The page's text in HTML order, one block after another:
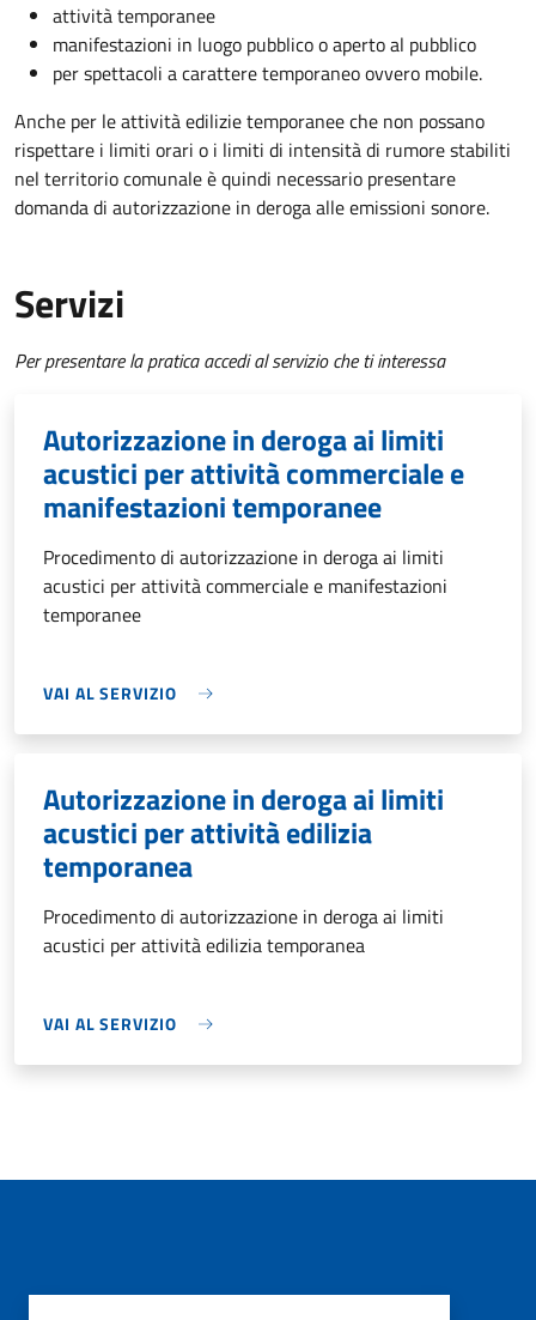
attività temporanee
manifestazioni in luogo pubblico o aperto al pubblico
per spettacoli a carattere temporaneo ovvero mobile.
Anche per le attività edilizie temporanee che non possano
rispettare i limiti orari o i limiti di intensità di rumore stabiliti
nel territorio comunale è quindi necessario presentare
domanda di autorizzazione in deroga alle emissioni sonore.
Servizi
Per presentare la pratica accedi al servizio che ti interessa
Autorizzazione in deroga ai limiti
acustici per attività commerciale e
manifestazioni temporanee
Procedimento di autorizzazione in deroga ai limiti
acustici per attività commerciale e manifestazioni
temporanee
VAI AL SERVIZIO
Autorizzazione in deroga ai limiti
acustici per attività edilizia
temporanea
Procedimento di autorizzazione in deroga ai limiti
acustici per attività edilizia temporanea
VAI AL SERVIZIO